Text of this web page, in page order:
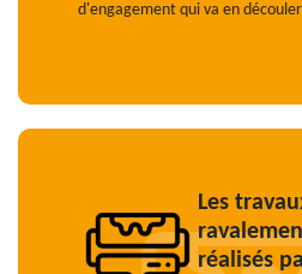
d'engagement qui va en
Les
réalisés